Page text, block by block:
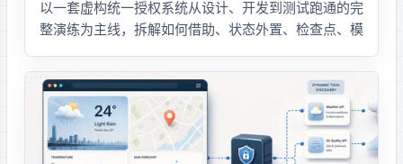
以一套虚构统一授权系统从设计、开发到测试跑通的完
整演练为主线，拆解 Codex 如何借助 Goal、状态外置、检查点、模